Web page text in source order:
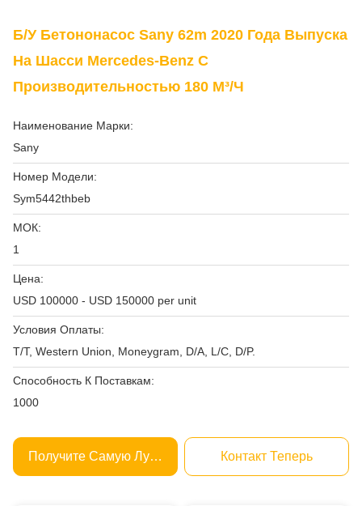
Б/у Бетононасос Sany 62m 2020 Года Выпуска
На Шасси Mercedes-Benz С
Производительностью 180 М³/ч
Наименование Марки:
Sany
Номер Модели:
Sym5442thbeb
МОК:
1
Цена:
USD 100000 - USD 150000 per unit
Условия Оплаты:
T/T, Western Union, Moneygram, D/A, L/C, D/P.
Способность К Поставкам:
1000
Получите Самую Лучшую Цену Контакт Теперь